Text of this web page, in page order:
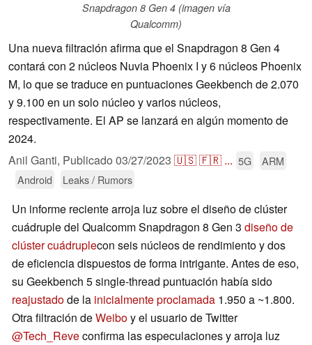
Snapdragon 8 Gen 4 (imagen vía
Qualcomm)
Una nueva filtración afirma que el Snapdragon 8 Gen 4
contará con 2 núcleos Nuvia Phoenix I y 6 núcleos Phoenix
M, lo que se traduce en puntuaciones Geekbench de 2.070
y 9.100 en un solo núcleo y varios núcleos,
respectivamente. El AP se lanzará en algún momento de
2024.
Anil Ganti, Publicado 03/27/2023 🇺🇸🇫🇷 ... 5G
ARM
Android
Leaks / Rumors
Un informe reciente arroja luz sobre el diseño de clúster
cuádruple del Qualcomm Snapdragon 8 Gen 3 diseño de
clúster cuádruplecon seis núcleos de rendimiento y dos
de eficiencia dispuestos de forma intrigante. Antes de eso,
su Geekbench 5 single-thread puntuación había sido
reajustadode la inicialmente proclamada 1.950 a ~1.800.
Otra filtración deWeiboy el usuario de Twitter
@Tech_Reveconfirma las especulaciones y arroja luz